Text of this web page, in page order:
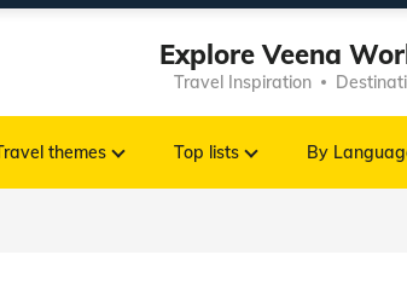
Explore Veena
Travel Inspiration
themes Top lists By